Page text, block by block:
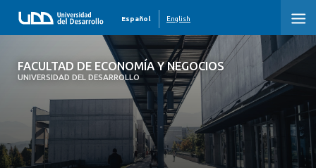
FACULTAD DE ECONOMÍA Y NEGOCIOS
UNIVERSIDAD DEL DESARROLLO
Español English
FACULTAD DE ECONOMÍA Y NEGOCIOS
QUIÉNES SOMOS
PREGRADO